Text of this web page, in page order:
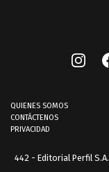
QUIENES SOMOS
CONTÁCTENOS
PRIVACIDAD
442 - Editorial Perfil S.A.